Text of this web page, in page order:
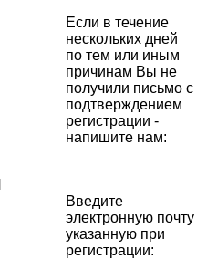
Если в течение
нескольких дней
по тем или иным
причинам Вы не
получили письмо с
подтверждением
регистрации -
напишите нам:
Введите
электронную почту
указанную при
регистрации: